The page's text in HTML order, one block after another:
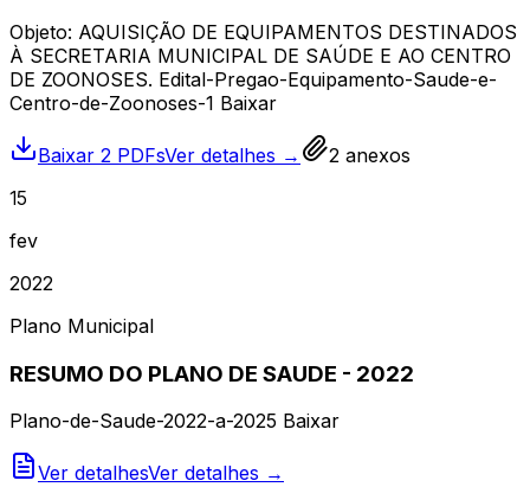
Objeto: AQUISIÇÃO DE EQUIPAMENTOS DESTINADOS
À SECRETARIA MUNICIPAL DE SAÚDE E AO CENTRO
DE ZOONOSES. Edital-Pregao-Equipamento-Saude-e-
Centro-de-Zoonoses-1 Baixar
Baixar 2 PDFsVer detalhes → 2 anexos
15
fev
2022
Plano Municipal
RESUMO DO PLANO DE SAUDE - 2022
Plano-de-Saude-2022-a-2025 Baixar
Ver detalhesVer detalhes →